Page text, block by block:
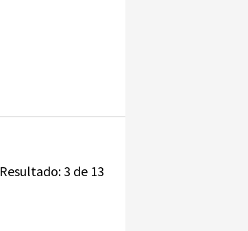
Resultado: 3 de 13